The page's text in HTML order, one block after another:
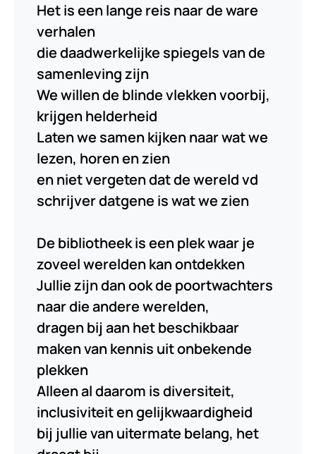
Het is een lange reis naar de ware
verhalen
die daadwerkelijke spiegels van de
samenleving zijn
We willen de blinde vlekken voorbij,
krijgen helderheid
Laten we samen kijken naar wat we
lezen, horen en zien
en niet vergeten dat de wereld vd
schrijver datgene is wat we zien
De bibliotheek is een plek waar je
zoveel werelden kan ontdekken
Jullie zijn dan ook de poortwachters
naar die andere werelden,
dragen bij aan het beschikbaar
maken van kennis uit onbekende
plekken
Alleen al daarom is diversiteit,
inclusiviteit en gelijkwaardigheid
bij jullie van uitermate belang, het